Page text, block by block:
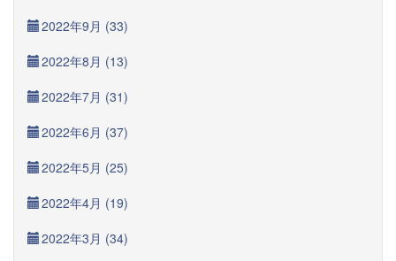
2022年9月 (33)
2022年8月 (13)
2022年7月 (31)
2022年6月 (37)
2022年5月 (25)
2022年4月 (19)
2022年3月 (34)